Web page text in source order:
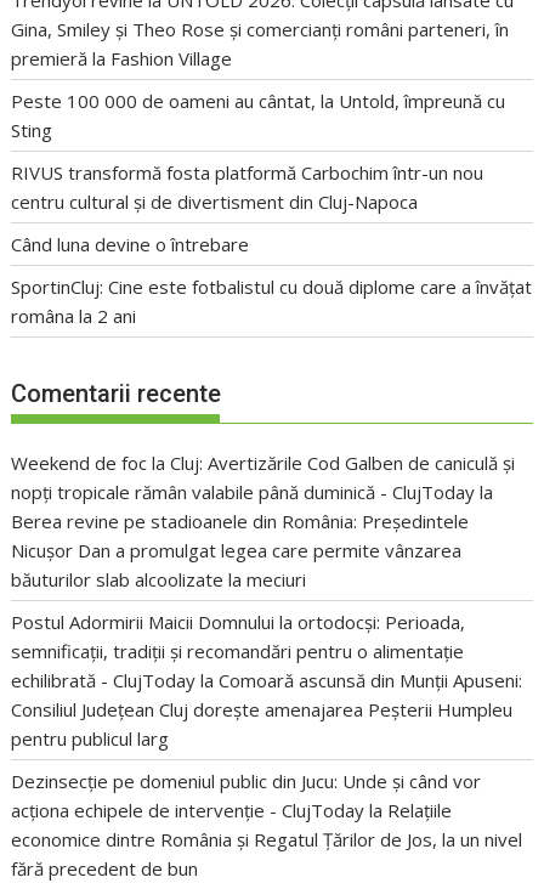
Gina, Smiley și Theo Rose și comercianți români parteneri, în
premieră la Fashion Village
Peste 100 000 de oameni au cântat, la Untold, împreună cu
Sting
RIVUS transformă fosta platformă Carbochim într-un nou
centru cultural și de divertisment din Cluj-Napoca
Când luna devine o întrebare
SportinCluj: Cine este fotbalistul cu două diplome care a învățat
româna la 2 ani
Comentarii recente
Weekend de foc la Cluj: Avertizările Cod Galben de caniculă și
nopți tropicale rămân valabile până duminică - ClujToday la
Berea revine pe stadioanele din România: Președintele
Nicușor Dan a promulgat legea care permite vânzarea
băuturilor slab alcoolizate la meciuri
Postul Adormirii Maicii Domnului la ortodocși: Perioada,
semnificații, tradiții și recomandări pentru o alimentație
echilibrată - ClujToday laComoară ascunsă din Munții Apuseni:
Consiliul Județean Cluj dorește amenajarea Peșterii Humpleu
pentru publicul larg
Dezinsecție pe domeniul public din Jucu: Unde și când vor
acționa echipele de intervenție - ClujToday la Relațiile
economice dintre România și Regatul Țărilor de Jos, la un nivel
fără precedent de bun